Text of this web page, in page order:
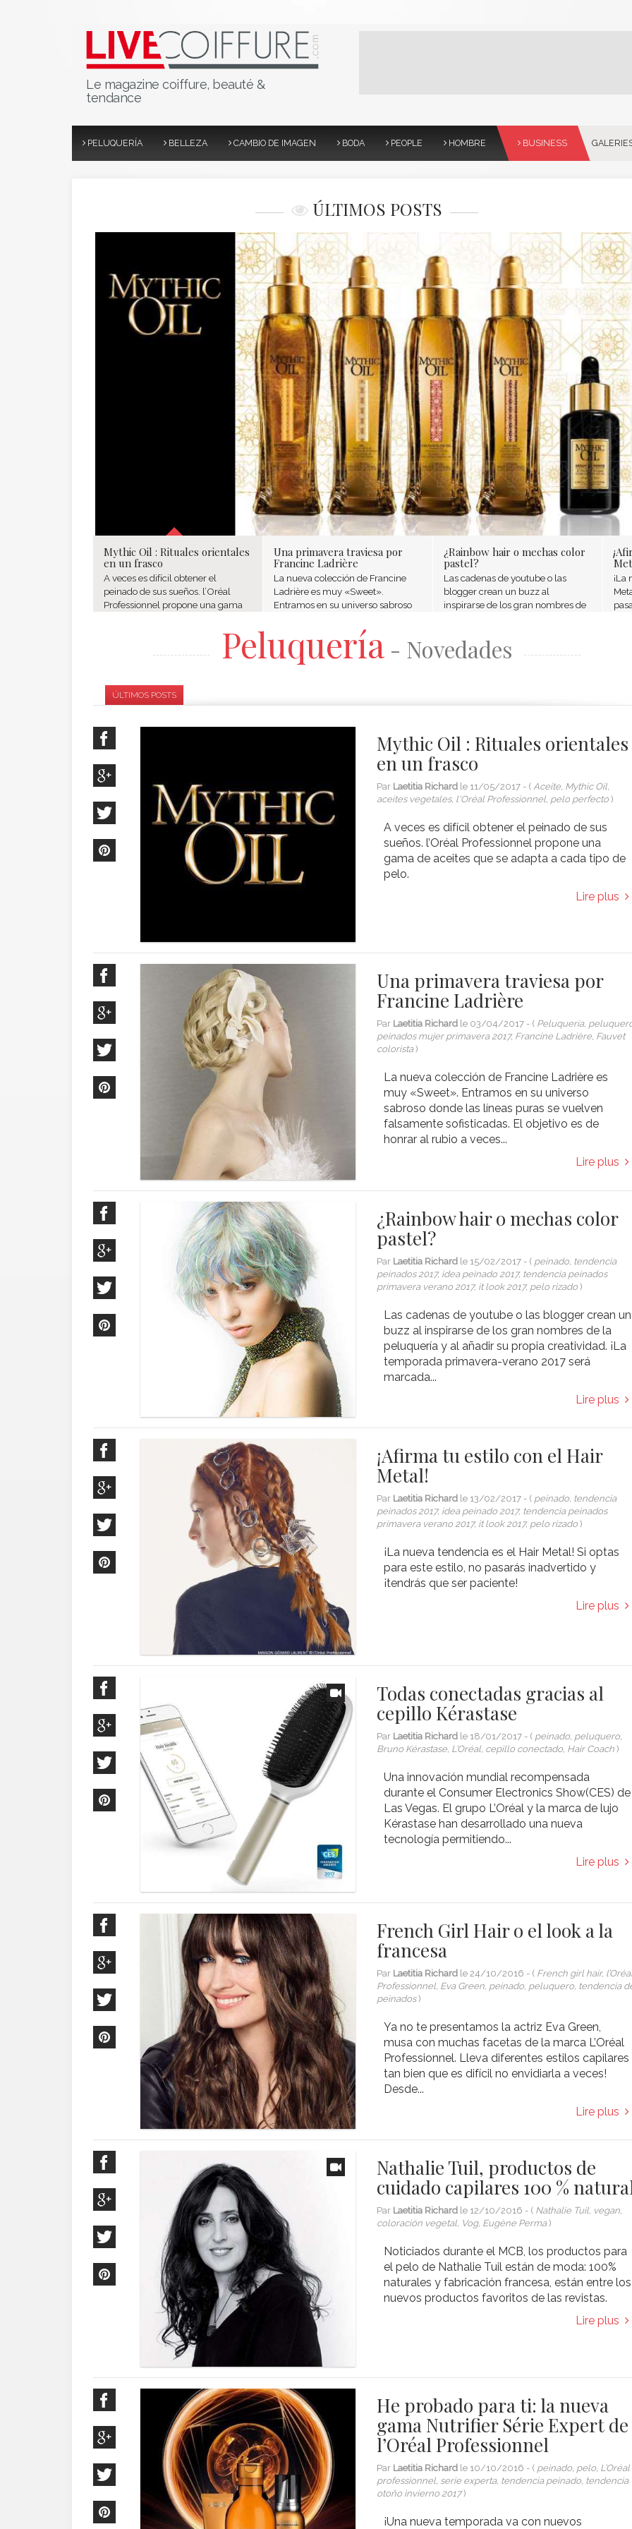
Le magazine coiffure, beauté &
tendance
PELUQUERÍA BELLEZA CAMBIO DE IMAGEN BODA PEOPLE HOMBRE BUSINESS
ÚLTIMOS POSTS
Mythic Oil : Rituales orientales
en un frasco
A veces es difícil obtener el
peinado de sus sueños. l’Oréal
Professionnel propone una gama
Una primavera traviesa por
Francine Ladrière
La nueva colección de Francine
Ladrière es muy «Sweet».
Entramos en su universo sabroso
falsamente sofisticadas. El objetivo
es de honrar al rubio a veces...
¿Rainbow hair o mechas color
pastel?
Las cadenas de youtube o las
blogger crean un buzz al
inspirarse de los gran nombres de
primavera-verano 2017 será
marcada...
¡La
Peluquería- Novedades
ÚLTIMOS POSTS
Mythic Oil : Rituales orientales
en un frasco
Par Laetitia Richard le 11/05/2017 - (Aceite, Mythic Oil,
aceites vegetales, l'Oréal Professionnel, pelo perfecto )
A veces es difícil obtener el peinado de sus
sueños. l’Oréal Professionnel propone una
gama de aceites que se adapta a cada tipo de
pelo.
Lire plus
Una primavera traviesa por
Francine Ladrière
Par Laetitia Richard le 03/04/2017 - ( Peluquería,
peinados mujer primavera 2017, Francine Ladrière, Fauvet
colorista)
La nueva colección de Francine Ladrière es
muy «Sweet». Entramos en su universo
sabroso donde las líneas puras se vuelven
falsamente sofisticadas. El objetivo es de
honrar al rubio a veces...
Lire plus
¿Rainbow hair o mechas color
pastel?
Par Laetitia Richard le 15/02/2017 - ( peinado, tendencia
peinados 2017, idea peinado 2017, tendencia peinados
primavera verano 2017, it look 2017, pelo rizado )
Las cadenas de youtube o las blogger crean un
buzz al inspirarse de los gran nombres de la
peluquería y al añadir su propia creatividad. ¡La
temporada primavera-verano 2017 será
marcada...
Lire plus
¡Afirma tu estilo con el Hair
Metal!
Par Laetitia Richard le 13/02/2017 - ( peinado, tendencia
peinados 2017, idea peinado 2017, tendencia peinados
primavera verano 2017, it look 2017, pelo rizado )
¡La nueva tendencia es el Hair Metal! Si optas
para este estilo, no pasarás inadvertido y
¡tendrás que ser paciente!
Lire plus
Todas conectadas gracias al
cepillo Kérastase
Par Laetitia Richard le 18/01/2017 - ( peinado, peluquero,
Bruno Kérastase, L’Oréal, cepillo conectado, Hair Coach )
Una innovación mundial recompensada
durante el Consumer Electronics Show(CES) de
Las Vegas. El grupo L’Oréal y la marca de lujo
Kérastase han desarrollado una nueva
tecnología permitiendo...
Lire plus
French Girl Hair o el look a la
francesa
Par Laetitia Richard le24/10/2016 - ( French girl hair,
Professionnel, Eva Green, peinado, peluquero, tendencia
peinados)
Ya no te presentamos la actriz Eva Green,
musa con muchas facetas de la marca L’Oréal
Professionnel. Lleva diferentes estilos capilares
tan bien que es difícil no envidiarla a veces!
Desde...
Lire plus
Nathalie Tuil, productos de
cuidado capilares 100 %
Par Laetitia Richard le 12/10/2016 - ( Nathalie Tuil, vegan,
coloración vegetal, Vog, Eugène Perma)
Noticiados durante el MCB, los productos para
el pelo de Nathalie Tuil están de moda: 100%
naturales y fabricación francesa, están entre los
nuevos productos favoritos de las revistas.
Lire plus
He probado para ti: la nueva
gama Nutrifier Série Expert de
l’Oréal Professionnel
Par Laetitia Richard le 10/10/2016 - ( peinado, pelo, L’Oréal
professionnel, serie experta, tendencia peinado, tendencia
otoño invierno 2017)
¡Una nueva temporada va con nuevos